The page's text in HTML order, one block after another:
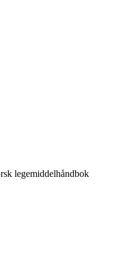
legemiddelhåndbok